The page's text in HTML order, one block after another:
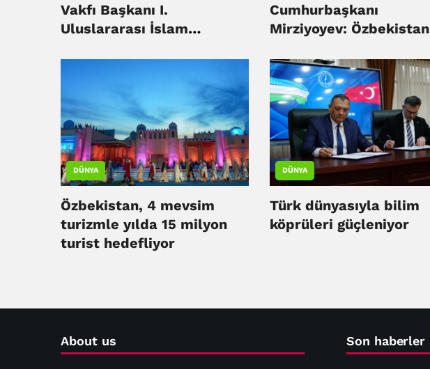
Vakfı Başkanı I.
Uluslararası İslam
Cumhurbaşkanı
Mirziyoyev: Özbekistan
dönemine girdi
DÜNYA
Özbekistan, 4 mevsim
turizmle yılda 15 milyon
turist hedefliyor
DÜNYA
Türk dünyasıyla bilim
köprüleri güçleniyor
About us Son haberler